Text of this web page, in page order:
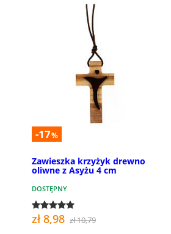
-17%
Zawieszka krzyżyk drewno
oliwne z Asyżu 4 cm
DOSTĘPNY
zł 8,98 zł 10,79